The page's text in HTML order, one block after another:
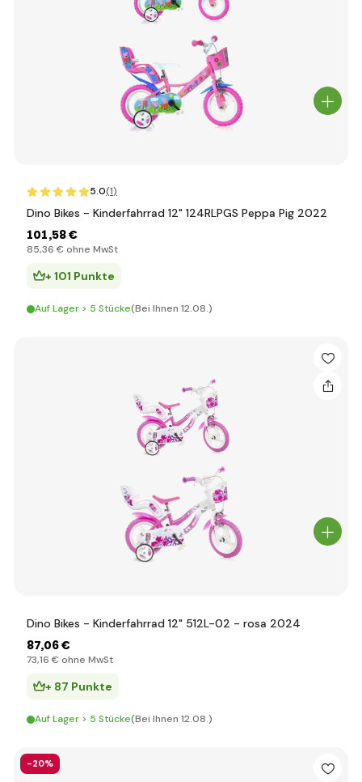
5.0(1)
Dino Bikes - Kinderfahrrad 12" 124RLPGS Peppa Pig 2022
101,58 €
85,36 € ohne MwSt
+ 101 Punkte
Auf Lager > 5 Stücke(Bei Ihnen 12.08.)
Dino Bikes - Kinderfahrrad 12" 512L-02 - rosa 2024
87,06 €
73,16 € ohne MwSt
+ 87 Punkte
Auf Lager > 5 Stücke(Bei Ihnen 12.08.)
-20%